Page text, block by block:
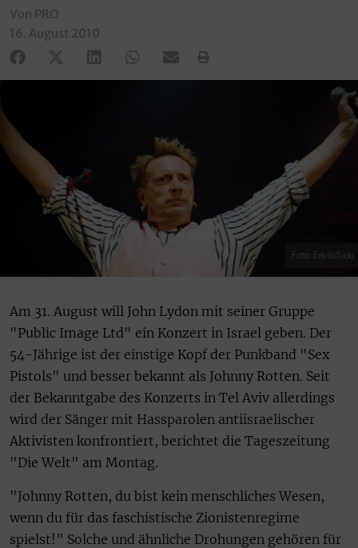
Von PRO
16. August 2010
Foto: Edvill/flickr
Am 31. August will John Lydon mit seiner Gruppe
"Public Image Ltd" ein Konzert in Israel geben. Der
54-Jährige ist der einstige Kopf der Punkband "Sex
Pistols" und besser bekannt als Johnny Rotten. Seit
der Bekanntgabe des Konzerts in Tel Aviv allerdings
wird der Sänger mit Hassparolen antiisraelischer
Aktivisten konfrontiert, berichtet die Tageszeitung
"Die Welt" am Montag.
"Johnny Rotten, du bist kein menschliches Wesen,
wenn du für das faschistische Zionistenregime
spielst!" Solche und ähnliche Drohungen gehören für